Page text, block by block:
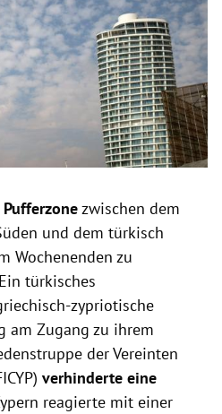
Pufferzonezwischen dem
und dem türkisch
Wochenenden zu
türkisches
zypriotische
am Zugang zu ihrem
der Vereinten
verhinderte eine
reagierte mit einer